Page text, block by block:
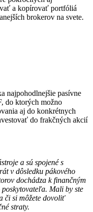
a kopírovať portfóliá
brokerov na svete.
najpohodlnejšie pasívne
do ktorých možno
aj do konkrétnych
do frakčných akcií
a sú spojené s
v dôsledku pákového
dochádza k finančným
Mali by ste
či si môžete dovoliť
straty.